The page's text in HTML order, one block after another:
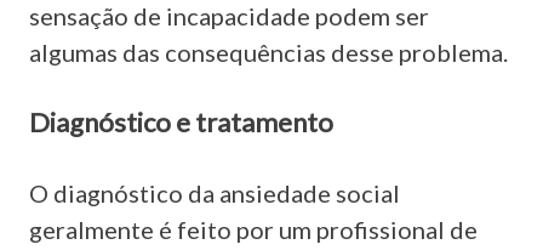
sensação de incapacidade podem ser
algumas das consequências desse problema.
Diagnóstico e tratamento
O diagnóstico da ansiedade social
geralmente é feito por um profissional de